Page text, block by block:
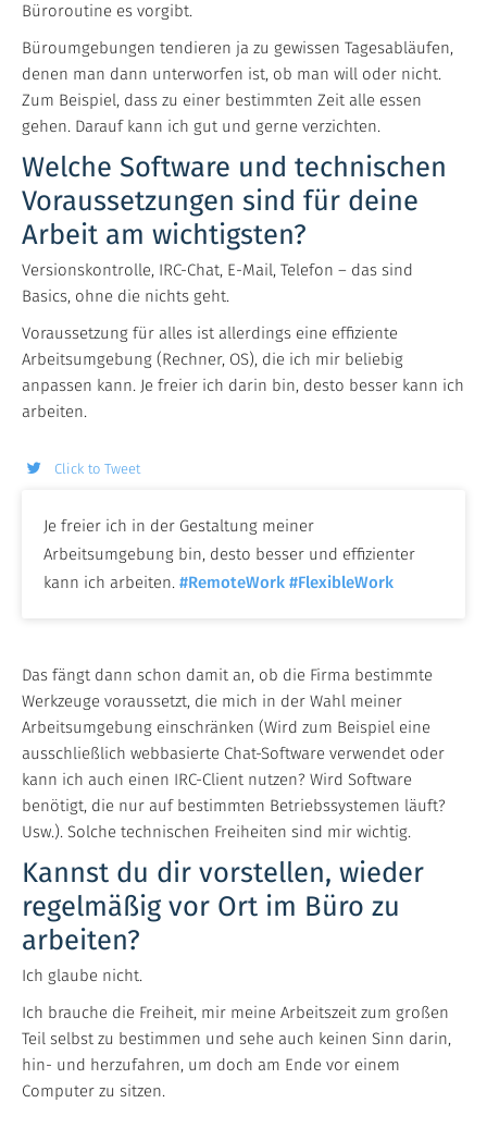
Büroroutine es vorgibt.
Büroumgebungen tendieren ja zu gewissen Tagesabläufen,
denen man dann unterworfen ist, ob man will oder nicht.
Zum Beispiel, dass zu einer bestimmten Zeit alle essen
gehen. Darauf kann ich gut und gerne verzichten.
Welche Software und technischen
Voraussetzungen sind für deine
Arbeit am wichtigsten?
Versionskontrolle, IRC-Chat, E-Mail, Telefon – das sind
Basics, ohne die nichts geht.
Voraussetzung für alles ist allerdings eine effiziente
Arbeitsumgebung (Rechner, OS), die ich mir beliebig
anpassen kann. Je freier ich darin bin, desto besser kann ich
arbeiten.
Je freier ich in der Gestaltung meiner
Arbeitsumgebung bin, desto besser und effizienter
kann ich arbeiten. #RemoteWork #FlexibleWork
Click to Tweet
Das fängt dann schon damit an, ob die Firma bestimmte
Werkzeuge voraussetzt, die mich in der Wahl meiner
Arbeitsumgebung einschränken (Wird zum Beispiel eine
ausschließlich webbasierte Chat-Software verwendet oder
kann ich auch einen IRC-Client nutzen? Wird Software
benötigt, die nur auf bestimmten Betriebssystemen läuft?
Usw.). Solche technischen Freiheiten sind mir wichtig.
Kannst du dir vorstellen, wieder
regelmäßig vor Ort im Büro zu
arbeiten?
Ich glaube nicht.
Ich brauche die Freiheit, mir meine Arbeitszeit zum großen
Teil selbst zu bestimmen und sehe auch keinen Sinn darin,
hin- und herzufahren, um doch am Ende vor einem
Computer zu sitzen.